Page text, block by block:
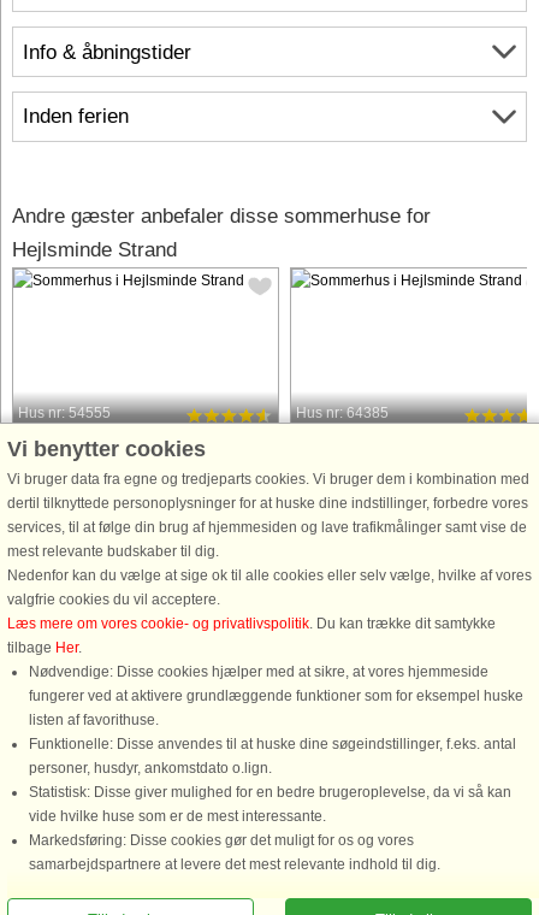
Ring for at bestille
Info & åbningstider
Inden ferien
Andre gæster anbefaler disse sommerhuse for
Hejlsminde Strand
Hus nr: 54555
Hejlsminde Strand
4 personer, 54 m²
10 m til kyst.
I den ikoniske bygning Hejlsminde
Badehotel, smukt placeret helt ud til
vandet midt i Hejlsminde, har I
mulighed for at leje en skøn og
rummelig lejlighed med direkte udsigt
over vandet. Lejligheden rummer ...
fra 2.451 DKK
Hus nr: 64385
4 personer, 42 m²
10 m til kyst.
Beliggende i den velkendte bygning
vandkanten centralt i Hejlsminde,
rummelig lejlighed, med udsigt
Vi benytter cookies
Vi bruger data fra egne og tredjeparts cookies. Vi bruger dem i kombination med
dertil tilknyttede personoplysninger for at huske dine indstillinger, forbedre vores
services, til at følge din brug af hjemmesiden og lave trafikmålinger samt vise de
mest relevante budskaber til dig.
Nedenfor kan du vælge at sige ok til alle cookies eller selv vælge, hvilke af vores
valgfrie cookies du vil acceptere.
Læs mere om vores cookie- og privatlivspolitik. Du kan trække dit samtykke
tilbage Her.
Nødvendige: Disse cookies hjælper med at sikre, at vores hjemmeside
fungerer ved at aktivere grundlæggende funktioner som for eksempel huske
listen af favorithuse.
Funktionelle: Disse anvendes til at huske dine søgeindstillinger, f.eks. antal
personer, husdyr, ankomstdato o.lign.
Statistisk: Disse giver mulighed for en bedre brugeroplevelse, da vi så kan
vide hvilke huse som er de mest interessante.
Markedsføring: Disse cookies gør det muligt for os og vores
samarbejdspartnere at levere det mest relevante indhold til dig.